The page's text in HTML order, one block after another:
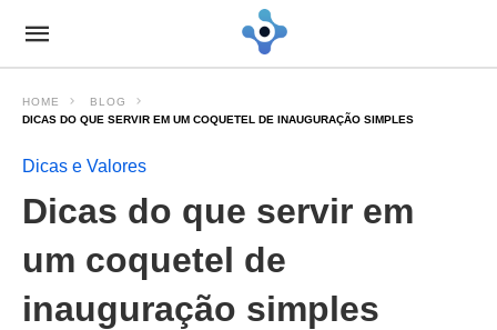
HOME
BLOG
DICAS DO QUE SERVIR EM UM COQUETEL DE INAUGURAÇÃO SIMPLES
Dicas e Valores
Dicas do que servir em
um coquetel de
inauguração simples